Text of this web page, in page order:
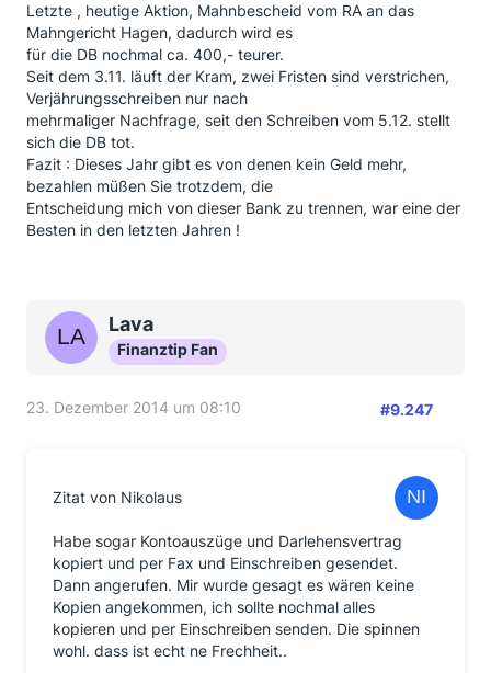
Letzte , heutige Aktion, Mahnbescheid vom RA an das
Mahngericht Hagen, dadurch wird es
für die DB nochmal ca. 400,- teurer.
Seit dem 3.11. läuft der Kram, zwei Fristen sind verstrichen,
Verjährungsschreiben nur nach
mehrmaliger Nachfrage, seit den Schreiben vom 5.12. stellt
sich die DB tot.
Fazit : Dieses Jahr gibt es von denen kein Geld mehr,
bezahlen müßen Sie trotzdem, die
Entscheidung mich von dieser Bank zu trennen, war eine der
Besten in den letzten Jahren !
Lava
Finanztip Fan
23. Dezember 2014 um 08:10 #9.247
Zitat von Nikolaus
Habe sogar Kontoauszüge und Darlehensvertrag
kopiert und per Fax und Einschreiben gesendet.
Dann angerufen. Mir wurde gesagt es wären keine
Kopien angekommen, ich sollte nochmal alles
kopieren und per Einschreiben senden. Die spinnen
wohl. dass ist echt ne Frechheit..